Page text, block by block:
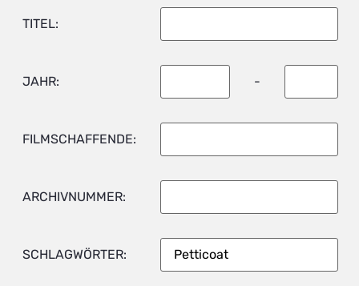
TITEL:
JAHR: -
FILMSCHAFFENDE:
ARCHIVNUMMER:
SCHLAGWÖRTER: